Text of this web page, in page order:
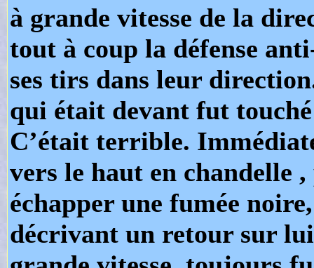
à grande vitesse de la
tout à coup la défense
ses tirs dans leur
qui était devant fut
C’était terrible.
vers le haut en chandelle
échapper une fumée
décrivant un retour sur